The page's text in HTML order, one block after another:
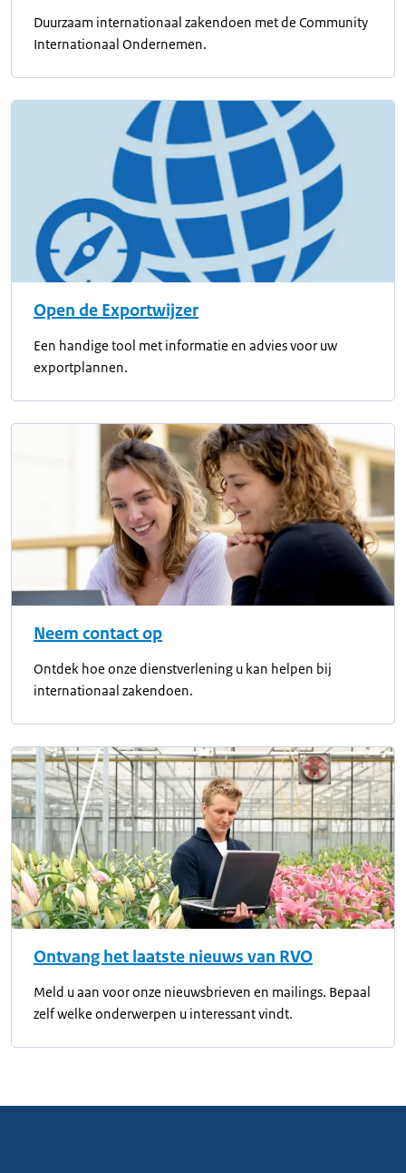
Duurzaam internationaal zakendoen met de Community
Internationaal Ondernemen.
Open de Exportwijzer
Een handige tool met informatie en advies voor uw
exportplannen.
Neem contact op
Ontdek hoe onze dienstverlening u kan helpen bij
internationaal zakendoen.
Ontvang het laatste nieuws van RVO
Meld u aan voor onze nieuwsbrieven en mailings. Bepaal
zelf welke onderwerpen u interessant vindt.